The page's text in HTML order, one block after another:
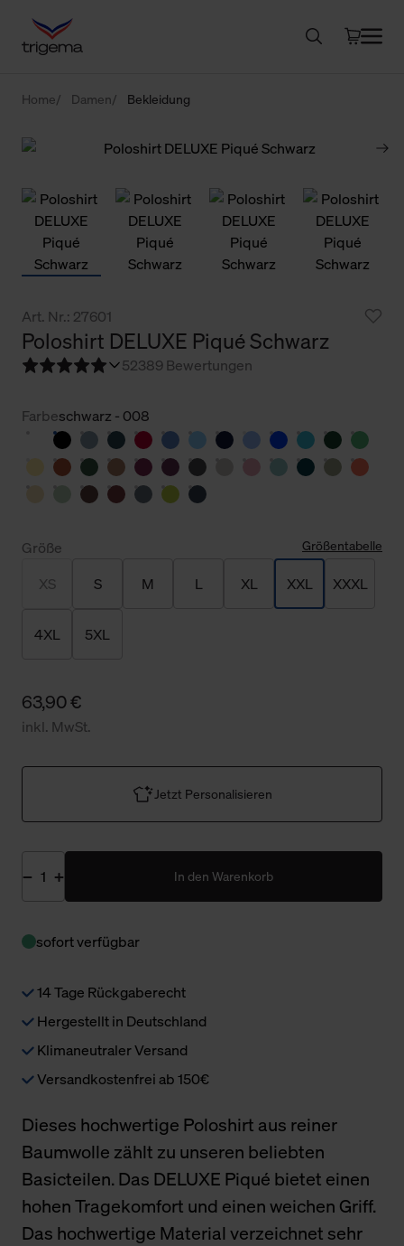
Home Damen Bekleidung
Art. Nr.: 27601
Poloshirt DELUXE Piqué Schwarz
52389 Bewertungen
Farbeschwarz - 008
Größe Größentabelle
XS S M L XL XXL XXXL
4XL 5XL
63,90 €
inkl. MwSt.
Jetzt Personalisieren
In den Warenkorb
sofort verfügbar
14 Tage Rückgaberecht
Hergestellt in Deutschland
Klimaneutraler Versand
Versandkostenfrei ab 150€
Dieses hochwertige Poloshirt aus reiner
Baumwolle zählt zu unseren beliebten
Basicteilen. Das DELUXE Piqué bietet einen
hohen Tragekomfort und einen weichen Griff.
Das hochwertige Material verzeichnet sehr